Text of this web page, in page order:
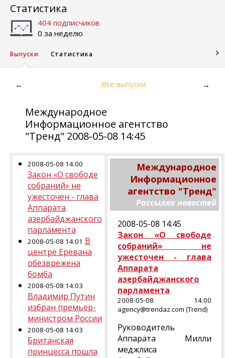
Статистика
404 подписчиков
0 за неделю
Выпуски Статистика
← Все выпуски →
Международное
Информационное агентство
"Тренд" 2008-05-08 14:45
2008-05-08 14:00
Закон «О свободе
собраний» не
ужесточен - глава
Аппарата
азербайджанского
парламента
2008-05-08 14:01 В
центре Еревана
обезврежена
бомба
2008-05-08 14:03
Владимир Путин
избран премьер-
министром России
2008-05-08 14:03
Британская
принцесса пошла
Международное
Информационное
агентство "Тренд"
Рассылка новостей
2008-05-08 14:45
Закон «О свободе
собраний» не
ужесточен - глава
Аппарата
азербайджанского
парламента
2008-05-08 14:00
agency@trendaz.com (Trend)
Руководитель
Аппарата Милли
меджлиса